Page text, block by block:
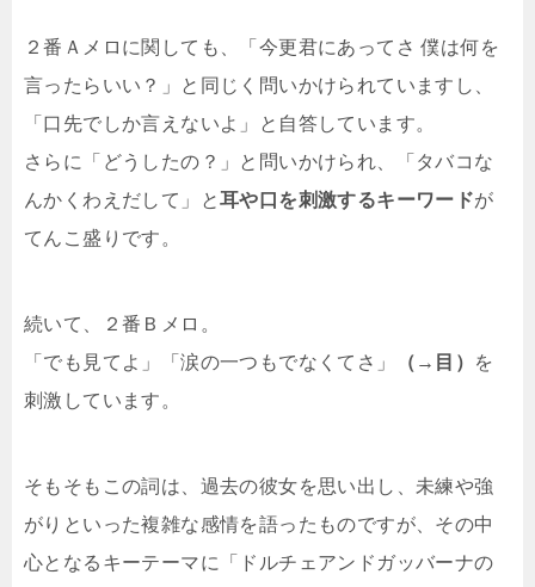
２番Ａメロに関しても、「今更君にあってさ 僕は何を
言ったらいい？」と同じく問いかけられていますし、
「口先でしか言えないよ」と自答しています。
さらに「どうしたの？」と問いかけられ、「タバコな
んかくわえだして」と耳や口を刺激するキーワードが
てんこ盛りです。
続いて、２番Ｂメロ。
「でも見てよ」「涙の一つもでなくてさ」
（→目）
を
刺激しています。
そもそもこの詞は、過去の彼女を思い出し、未練や強
がりといった複雑な感情を語ったものですが、その中
心となるキーテーマに「ドルチェアンドガッバーナの